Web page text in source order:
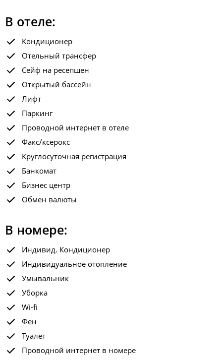
В отеле:
Кондиционер
Отельный трансфер
Сейф на ресепшен
Открытый бассейн
Лифт
Паркинг
Проводной интернет в отеле
Факс/ксерокс
Круглосуточная регистрация
Банкомат
Бизнес центр
Обмен валюты
В номере:
Индивид. Кондиционер
Индивидуальное отопление
Умывальник
Уборка
Wi-fi
Фен
Туалет
Проводной интернет в номере